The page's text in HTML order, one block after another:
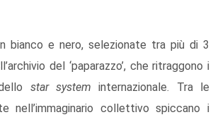
bianco e nero, selezionate tra più di 3
del ‘paparazzo’, che ritraggono i
star system internazionale. Tra le
nell’immaginario collettivo spiccano i